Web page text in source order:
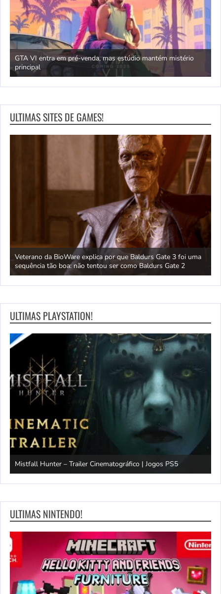
GTA VI entra em pré-venda, mas estúdio mantém mistério
principal
ULTIMAS SITES DE GAMES!
Veterano da BioWare explica por que Baldurs Gate 3 foi uma
sequência tão boa: não tentou ser como Baldurs Gate 2
ULTIMAS PLAYSTATION!
Mistfall Hunter – Trailer Cinematográfico | Jogos PS5
ULTIMAS NINTENDO!